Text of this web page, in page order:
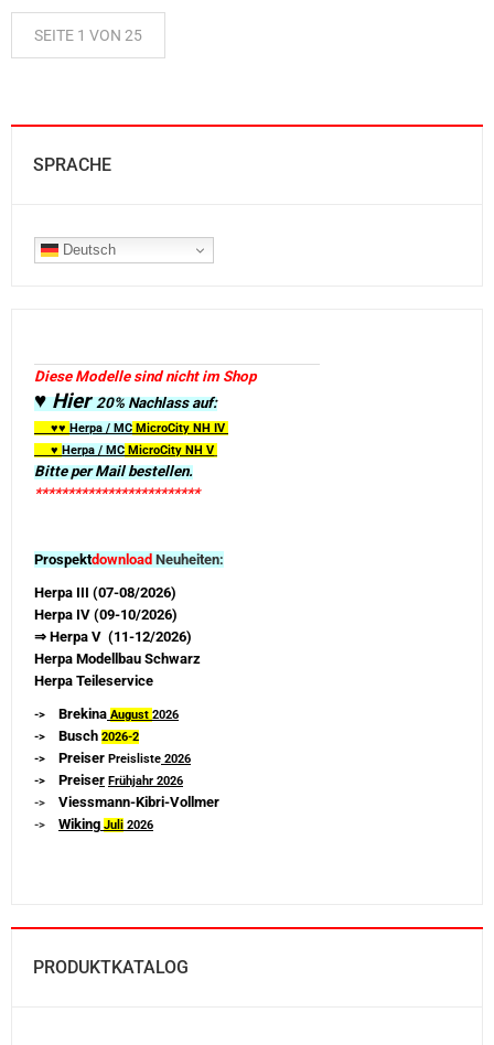
SEITE 1 VON 25
SPRACHE
Deutsch
Diese Modelle sind nicht im Shop
♥ Hier20% Nachlass auf:
♥♥ Herpa / MC MicroCity NH IV
♥ Herpa / MC MicroCity NH V
Bitte per Mail bestellen.
*************************
Prospektdownload Neuheiten:
Herpa III (07-08/2026)
Herpa IV (09-10/2026)
⇒ Herpa V (11-12/2026)
Herpa Modellbau Schwarz
Herpa Teileservice
-> Brekina August 2026
-> Busch 2026-2
-> Preiser Preisliste 2026
-> Preiser Frühjahr 2026
-> Viessmann-Kibri-Vollmer
-> Wiking Juli 2026
PRODUKTKATALOG